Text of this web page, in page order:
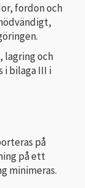
fordon och
lagring och
i bilaga III i
på
på ett
minimeras.